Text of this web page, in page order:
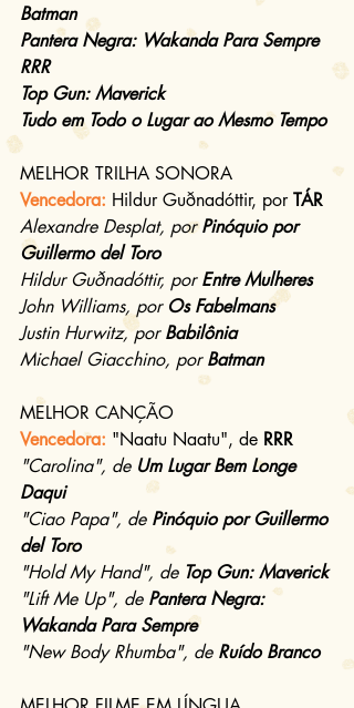
Batman
Pantera Negra: Wakanda Para Sempre
RRR
Top Gun: Maverick
Tudo em Todo o Lugar ao Mesmo Tempo
MELHOR TRILHA SONORA
Vencedora: Hildur Guðnadóttir, por TÁR
Alexandre Desplat, por Pinóquio por
Guillermo del Toro
Hildur Guðnadóttir, por Entre Mulheres
John Williams, por Os Fabelmans
Justin Hurwitz, por Babilônia
Michael Giacchino, por Batman
MELHOR CANÇÃO
Vencedora: "Naatu Naatu", de RRR
"Carolina", de Um Lugar Bem Longe
Daqui
"Ciao Papa", de Pinóquio por Guillermo
del Toro
"Hold My Hand", de Top Gun: Maverick
"Lift Me Up", de Pantera Negra:
Wakanda Para Sempre
"New Body Rhumba", de Ruído Branco